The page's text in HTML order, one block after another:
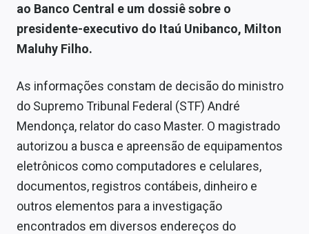
ao Banco Central e um dossiê sobre o
presidente-executivo do Itaú Unibanco, Milton
Maluhy Filho.
As informações constam de decisão do ministro
do Supremo Tribunal Federal (STF) André
Mendonça, relator do caso Master. O magistrado
autorizou a busca e apreensão de equipamentos
eletrônicos como computadores e celulares,
documentos, registros contábeis, dinheiro e
outros elementos para a investigação
encontrados em diversos endereços do